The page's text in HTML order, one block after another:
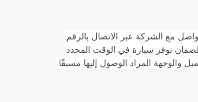
مع الشركة عبر الاتصال بالرقم
لضمان توفر سيارة في الوقت المحدد
والوجهة المراد الوصول إليها مسبقًا